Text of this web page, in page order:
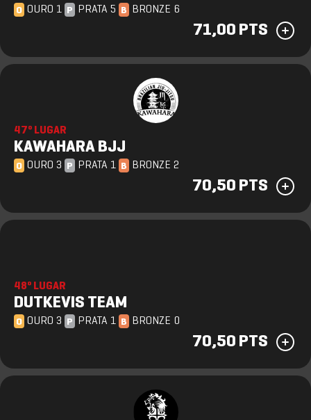
O OURO 1 P PRATA 5 B BRONZE 6
71,00 PTS
47º LUGAR
KAWAHARA BJJ
O OURO 3 P PRATA 1 B BRONZE 2
70,50 PTS
48º LUGAR
DUTKEVIS TEAM
O OURO 3 P PRATA 1 B BRONZE 0
70,50 PTS